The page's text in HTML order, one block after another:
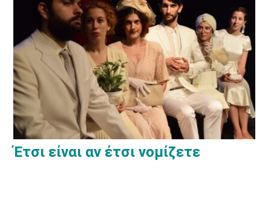
Έτσι είναι αν έτσι νομίζετε